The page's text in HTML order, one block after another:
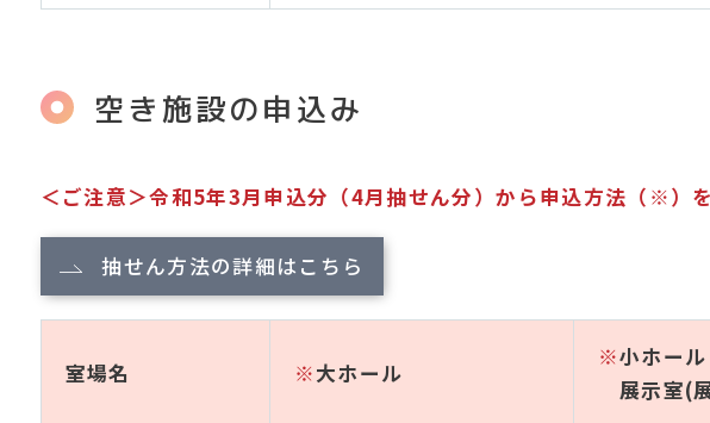
空き施設の申込み
＜ご注意＞令和5年3月申込分（4月抽せん分）から申込方法（※）
抽せん方法の詳細はこちら
室場名 ※大ホール
※小ホール
展示室(